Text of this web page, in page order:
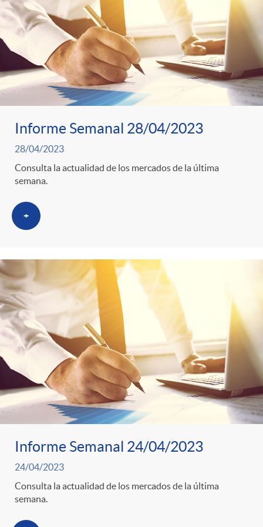
r
n
o
t
i
c
i
a
s
e
c
o
n
n
t
e
n
i
d
o
A
n
c
l
a
F
u
b
l
c
a
d
o
r
d
e
c
o
n
Informe Semanal 28/04/2023
28/04/2023
Consulta la actualidad de los mercados de la última
semana.
+
Informe Semanal 24/04/2023
24/04/2023
Consulta la actualidad de los mercados de la última
semana.